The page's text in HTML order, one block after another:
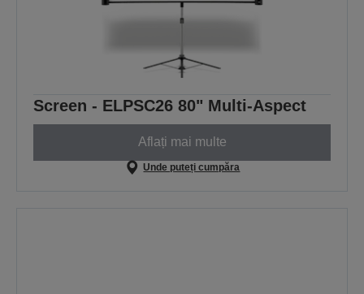
Screen - ELPSC26 80" Multi-Aspect
Aflați mai multe
Unde puteți cumpăra